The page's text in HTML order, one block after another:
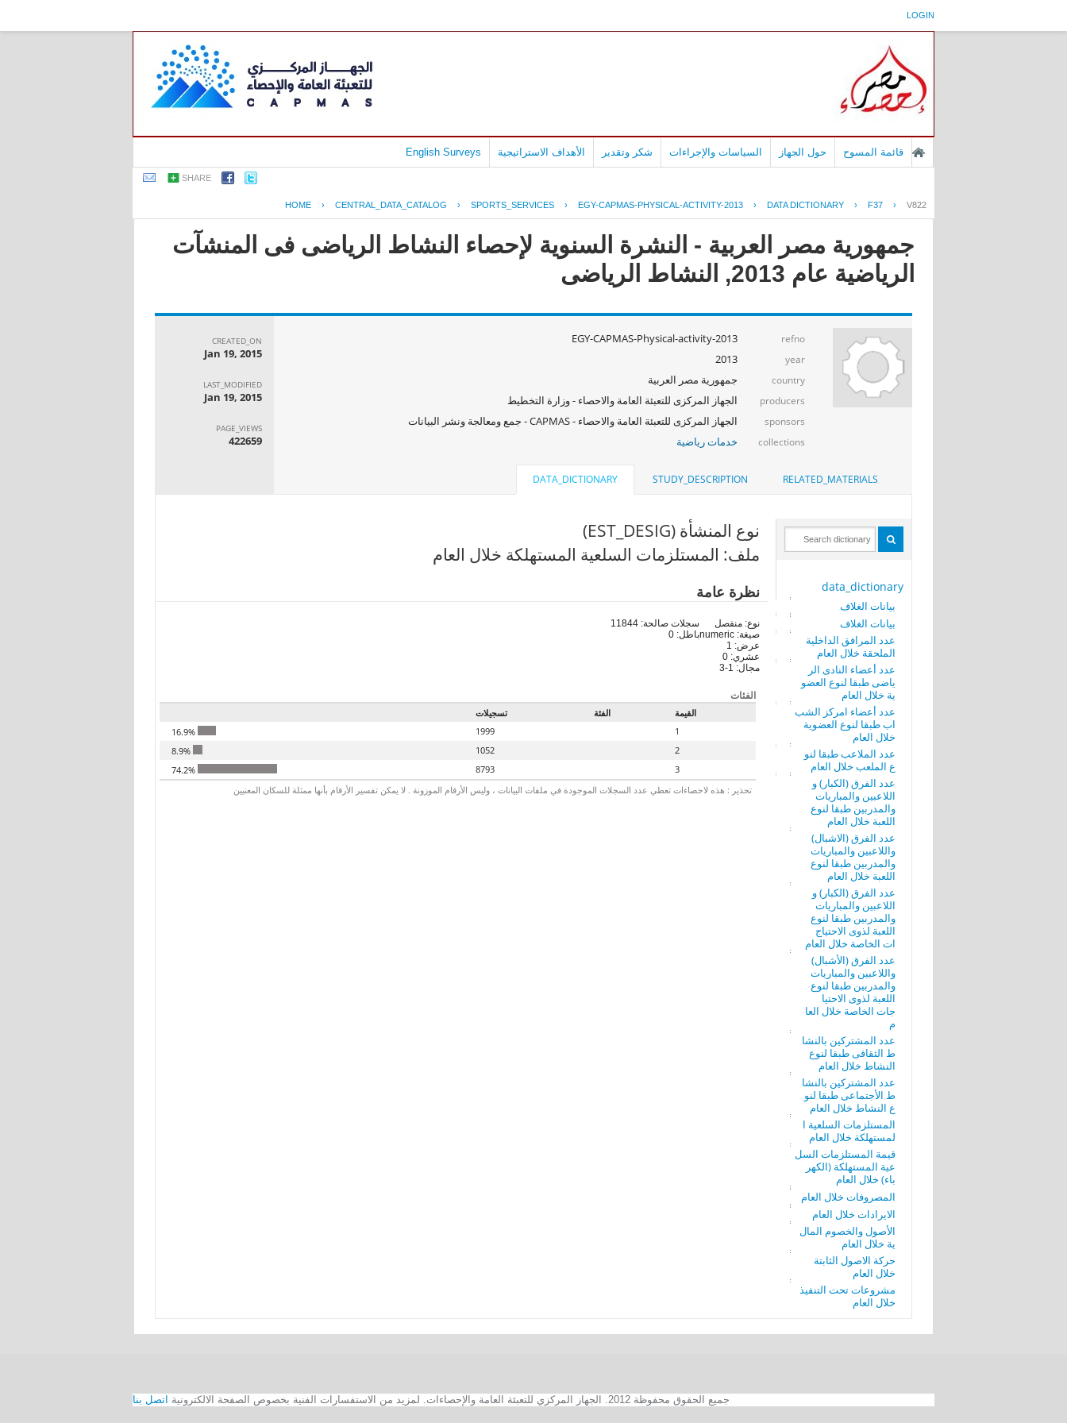
LOGIN
قائمة المسوح حول الجهاز السياسات والإجراءات شكر وتقدير الأهداف الاستراتيجية English Surveys
SHARE
HOME › CENTRAL_DATA_CATALOG › SPORTS_SERVICES › EGY-CAPMAS-PHYSICAL-ACTIVITY-2013 › DATA DICTIONARY › F37 › V822
جمهورية مصر العربية - النشرة السنوية لإحصاء النشاط الرياضى فى المنشآت
الرياضية عام 2013, النشاط الرياضى
refno
EGY-CAPMAS-Physical-activity-2013
year
2013
country جمهورية مصر العربية
producers الجهاز المركزى للتعبئة العامة والاحصاء - وزارة التخطيط
sponsors الجهاز المركزى للتعبئة العامة والاحصاء - CAPMAS - جمع ومعالجة ونشر البيانات
collections خدمات رياضية
CREATED_ON
Jan 19, 2015
LAST_MODIFIED
Jan 19, 2015
PAGE_VIEWS
422659
RELATED_MATERIALS
STUDY_DESCRIPTION
DATA_DICTIONARY
data_dictionary
بيانات الغلاف
بيانات الغلاف
عدد المرافق الداخلية
الملحقة خلال العام
عدد أعضاء النادى الر
ياضى طبقا لنوع العضو
ية خلال العام
عدد أعضاء امركز الشب
اب طبقا لنوع العضوية
خلال العام
عدد الملاعب طبقا لنو
ع الملعب خلال العام
عدد الفرق (الكبار) و
اللاعبين والمباريات
والمدربين طبقا لنوع
اللعبة خلال العام
عدد الفرق (الاشبال)
واللاعبين والمباريات
والمدربين طبقا لنوع
اللعبة خلال العام
عدد الفرق (الكبار) و
اللاعبين والمباريات
والمدربين طبقا لنوع
اللعبة لذوى الاحتياج
ات الخاصة خلال العام
عدد الفرق (الأشبال)
واللاعبين والمباريات
والمدربين طبقا لنوع
اللعبة لذوى الاحتيا
جات الخاصة خلال العا
م
عدد المشتركين بالنشا
ط الثقافى طبقا لنوع
النشاط خلال العام
عدد المشتركين بالنشا
ط الأجتماعى طبقا لنو
ع النشاط خلال العام
المستلزمات السلعية ا
لمستهلكة خلال العام
قيمة المستلزمات السل
عية المستهلكة (الكهر
باء) خلال العام
المصروفات خلال العام
الايرادات خلال العام
الأصول والخصوم المال
ية خلال العام
حركة الاصول الثابتة
خلال العام
مشروعات تحت التنفيذ
خلال العام
نوع المنشأة (EST_DESIG)
ملف: المستلزمات السلعية المستهلكة خلال العام
نظرة عامة
نوع: منفصل
صيغة: numeric
عرض: 1
عشري: 0
مجال: 1-3
سجلات صالحة: 11844
باطل: 0
الفئات
القيمة الفئة
تسجيلات
1
1999
2
1052
3
8793
تحذير : هذه لاحصاءات تعطي عدد السجلات الموجودة في ملفات البيانات ، وليس الأرقام الموزونة . لا يمكن تفسير الأرقام بأنها ممثلة للسكان المعنيين
جميع الحقوق محفوظة 2012. الجهاز المركزي للتعبئة العامة والإحصاءات. لمزيد من الاستفسارات الفنية بخصوص الصفحة الالكترونية اتصل بنا